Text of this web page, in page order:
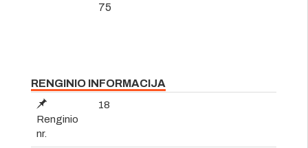
75
RENGINIO INFORMACIJA
Renginio
nr.
18